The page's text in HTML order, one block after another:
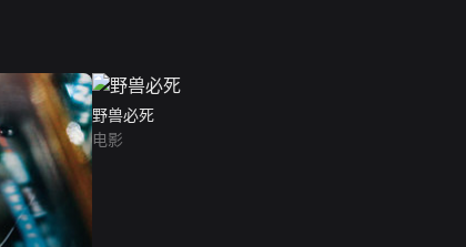
野兽必死
电影